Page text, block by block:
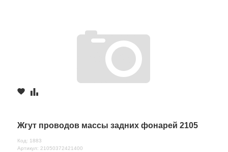
Жгут проводов массы задних фонарей 2105
Код: 1883
Артикул: 21050372421400